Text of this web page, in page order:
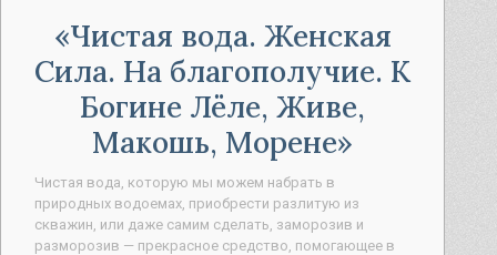
Чистая вода. Женская
Сила. На благополучие. К
Богине Лёле, Живе,
Макошь, Морене
Чистая вода, которую мы можем набрать в
природных водоемах, приобрести разлитую из
скважин, или даже самим сделать, заморозив и
разморозив — прекрасное средство, помогающее в